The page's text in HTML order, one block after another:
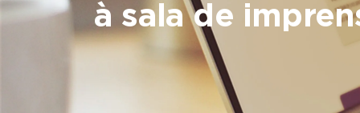
à sala de